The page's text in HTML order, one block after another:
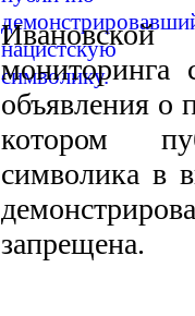
мониторинга
объявления о
котором
символика в
запрещена.